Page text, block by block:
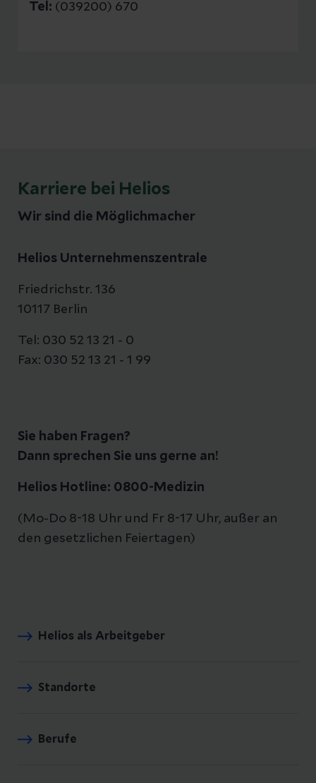
Tel: (039200) 670
Karriere bei Helios
Wir sind die Möglichmacher
Helios Unternehmenszentrale
Friedrichstr. 136
10117 Berlin
Tel: 030 52 13 21 - 0
Fax: 030 52 13 21 - 1 99
Sie haben Fragen?
Dann sprechen Sie uns gerne an!
Helios Hotline: 0800-Medizin
(Mo-Do 8-18 Uhr und Fr 8-17 Uhr, außer an
den gesetzlichen Feiertagen)
Helios als Arbeitgeber
Standorte
Berufe